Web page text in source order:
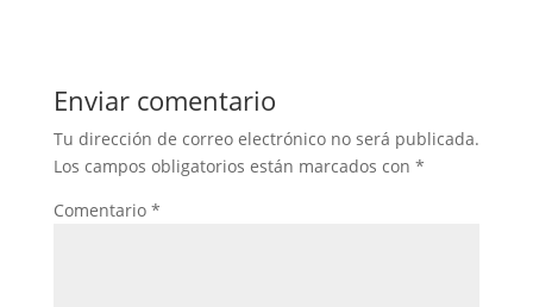
Enviar comentario
Tu dirección de correo electrónico no será publicada.
Los campos obligatorios están marcados con *
Comentario *